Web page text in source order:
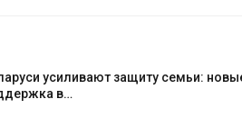
усиливают защиту семьи:
в…